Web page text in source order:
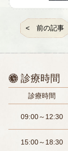
前の記事
診療時間
診療時間
09:00～12:30
15:00～18:30